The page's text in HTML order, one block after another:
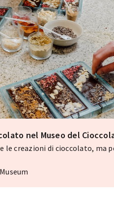
nel Museo del
le creazioni di cioccolato, ma